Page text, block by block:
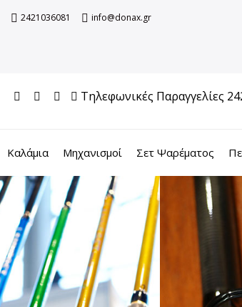
2421036081 info@donax.gr
Τηλεφωνικές Παραγγελίες
Καλάμια Μηχανισμοί Σετ Ψαρέματος